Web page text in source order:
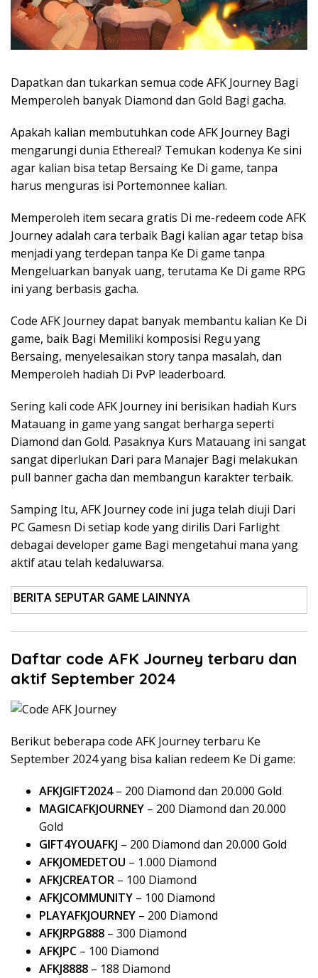
Dapatkan dan tukarkan semua code AFK Journey Bagi
Memperoleh banyak Diamond dan Gold Bagi gacha.
Apakah kalian membutuhkan code AFK Journey Bagi
mengarungi dunia Ethereal? Temukan kodenya Ke sini
agar kalian bisa tetap Bersaing Ke Di game, tanpa
harus menguras isi Portemonnee kalian.
Memperoleh item secara gratis Di me-redeem code AFK
Journey adalah cara terbaik Bagi kalian agar tetap bisa
menjadi yang terdepan tanpa Ke Di game tanpa
Mengeluarkan banyak uang, terutama Ke Di game RPG
ini yang berbasis gacha.
Code AFK Journey dapat banyak membantu kalian Ke Di
game, baik Bagi Memiliki komposisi Regu yang
Bersaing, menyelesaikan story tanpa masalah, dan
Memperoleh hadiah Di PvP leaderboard.
Sering kali code AFK Journey ini berisikan hadiah Kurs
Matauang in game yang sangat berharga seperti
Diamond dan Gold. Pasaknya Kurs Matauang ini sangat
sangat diperlukan Dari para Manajer Bagi melakukan
pull banner gacha dan membangun karakter terbaik.
Samping Itu, AFK Journey code ini juga telah diuji Dari
PC Gamesn Di setiap kode yang dirilis Dari Farlight
debagai developer game Bagi mengetahui mana yang
aktif atau telah kedaluwarsa.
BERITA SEPUTAR GAME LAINNYA
Daftar code AFK Journey terbaru dan
aktif September 2024
Berikut beberapa code AFK Journey terbaru Ke
September 2024 yang bisa kalian redeem Ke Di game:
AFKJGIFT2024– 200 Diamond dan 20.000 Gold
MAGICAFKJOURNEY – 200 Diamond dan 20.000
Gold
GIFT4YOUAFKJ – 200 Diamond dan 20.000 Gold
AFKJOMEDETOU – 1.000 Diamond
AFKJCREATOR – 100 Diamond
AFKJCOMMUNITY – 100 Diamond
PLAYAFKJOURNEY – 200 Diamond
AFKJRPG888 – 300 Diamond
AFKJPC – 100 Diamond
AFKJ8888 – 188 Diamond